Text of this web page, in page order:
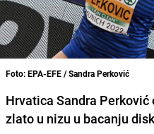
Foto: EPA-EFE / Sandra Perković
Hrvatica Sandra
zlato u nizu u bacanju